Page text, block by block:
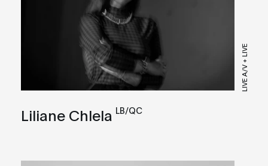
LIVE A/V + LIVE
Liliane Chlela LB/QC